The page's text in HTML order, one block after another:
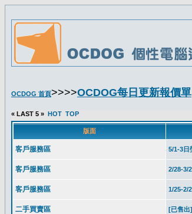
OCDOG 首頁>>>>OCDOG每日更新報價單